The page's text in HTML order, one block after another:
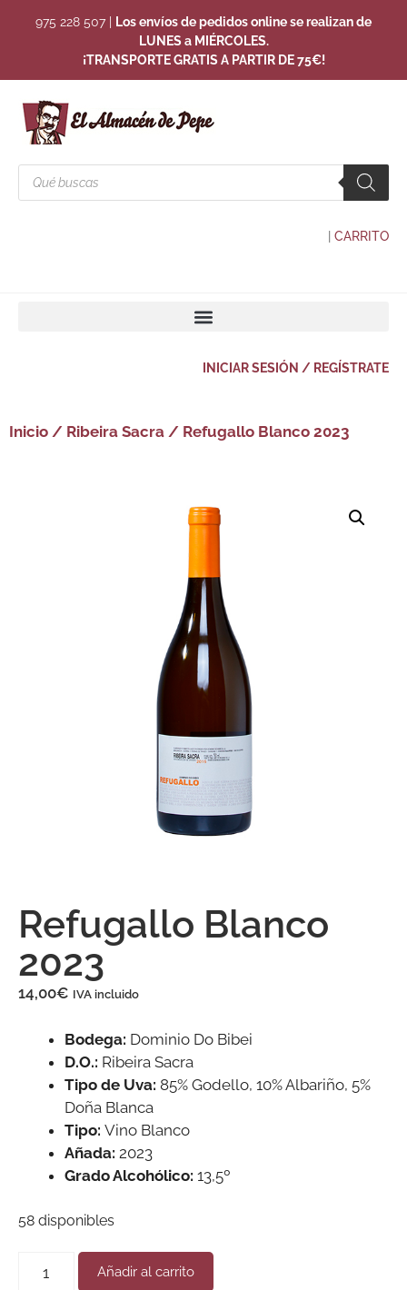
975 228 507
Los envíos de pedidos online se realizan de
LUNES a MIÉRCOLES.
¡TRANSPORTE GRATIS A PARTIR DE 75€!
CARRITO
INICIAR SESIÓN / REGÍSTRATE
Inicio / Ribeira Sacra / Refugallo Blanco 2023
Refugallo Blanco
2023
14,00€ IVA incluido
Bodega: Dominio Do Bibei
D.O.: Ribeira Sacra
Tipo de Uva: 85% Godello, 10% Albariño, 5%
Doña Blanca
Tipo: Vino Blanco
Añada: 2023
Grado Alcohólico: 13,5º
58 disponibles
Añadir al carrito